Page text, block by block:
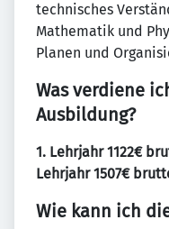
technisches
Mathematik und
Planen und
Was verdiene
Ausbildung?
1. Lehrjahr 1122€
Lehrjahr 1507€
Wie kann ich